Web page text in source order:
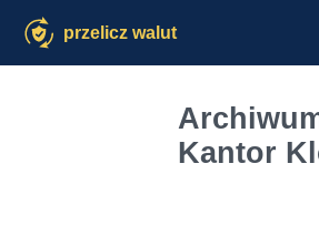
przelicz walut
Kantor